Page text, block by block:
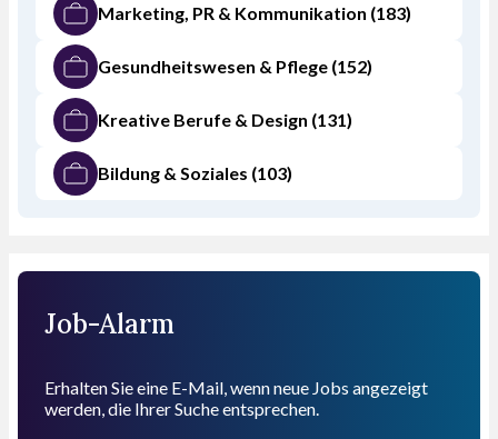
Marketing, PR & Kommunikation (183)
Gesundheitswesen & Pflege (152)
Kreative Berufe & Design (131)
Bildung & Soziales (103)
Job-Alarm
Erhalten Sie eine E-Mail, wenn neue Jobs angezeigt
werden, die Ihrer Suche entsprechen.